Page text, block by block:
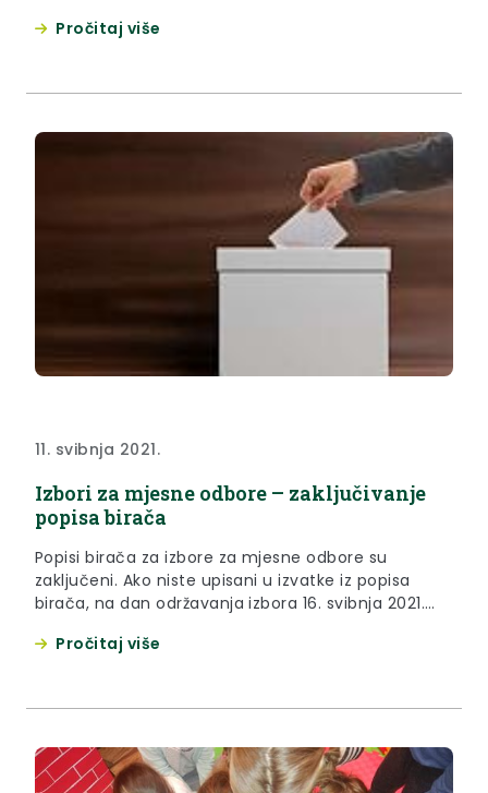
Mihovljan
Pročitaj više
11. svibnja 2021.
Izbori za mjesne odbore – zaključivanje
popisa birača
Popisi birača za izbore za mjesne odbore su
zaključeni. Ako niste upisani u izvatke iz popisa
birača, na dan održavanja izbora 16. svibnja 2021.
potvrdom za glasovanje koju izdaje Upravni odjel za
Zabok, Donja Stubica i Zlatar (dokument u privitku)
Pročitaj više